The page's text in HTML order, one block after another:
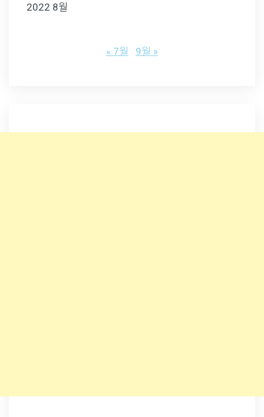
2022 8월
« 7월 9월 »